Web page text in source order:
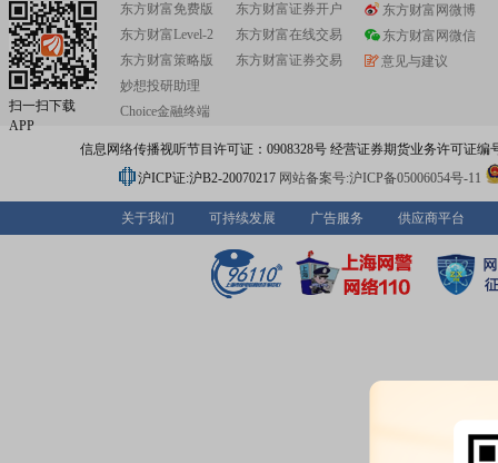
户，比上期增加227户
2026-07-01
2026-06-28
股东户数：2026年06月28日公
户，比上期减少197户
2026年06月18日公
扫一扫下载
APP
东方财富免费版
东方财富Level-2
东方财富策略版
妙想投研助理
Choice金融终端
东方财富证券开户
东方财富在线交易
东方财富证券交易
东方财富网微博
东方财富网微信
意见与建议
信息网络传播视听节目许可证：0908328号 经营证券期货业务许可证编
沪ICP证:沪B2-20070217 网站备案号:沪ICP备05006054号-11
关于我们 可持续发展 广告服务 供应商平台